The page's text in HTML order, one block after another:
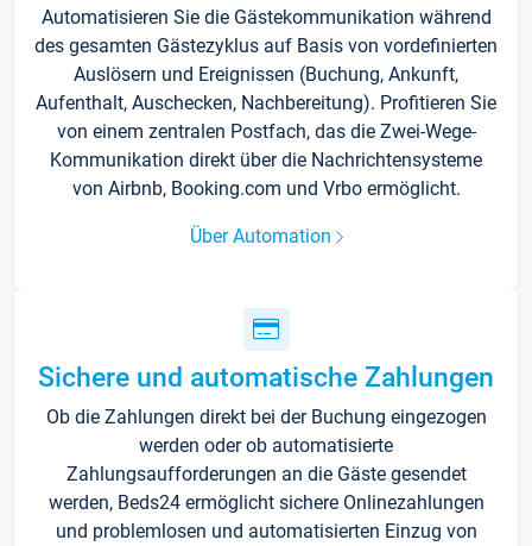
Automatisieren Sie die Gästekommunikation während
des gesamten Gästezyklus auf Basis von vordefinierten
Auslösern und Ereignissen (Buchung, Ankunft,
Aufenthalt, Auschecken, Nachbereitung). Profitieren Sie
von einem zentralen Postfach, das die Zwei-Wege-
Kommunikation direkt über die Nachrichtensysteme
von Airbnb, Booking.com und Vrbo ermöglicht.
Über Automation
Sichere und automatische Zahlungen
Ob die Zahlungen direkt bei der Buchung eingezogen
werden oder ob automatisierte
Zahlungsaufforderungen an die Gäste gesendet
werden, Beds24 ermöglicht sichere Onlinezahlungen
und problemlosen und automatisierten Einzug von